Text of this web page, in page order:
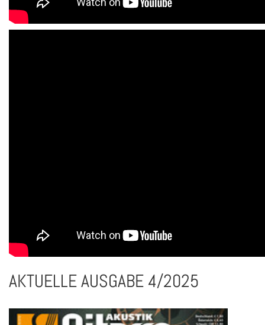
AKTUELLE AUSGABE 4/2025